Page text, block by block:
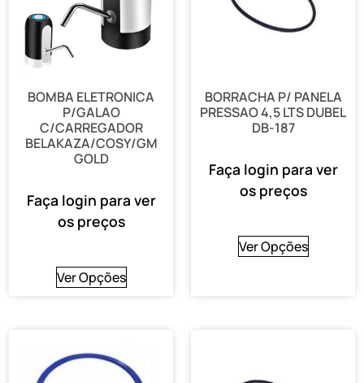
BOMBA ELETRONICA
P/GALAO
C/CARREGADOR
BELAKAZA/COSY/GM
GOLD
Faça login para ver
os preços
Ver Opções
BORRACHA P/ PANELA
PRESSAO 4,5 LTS DUBEL
DB-187
Faça login para ver
os preços
Ver Opções